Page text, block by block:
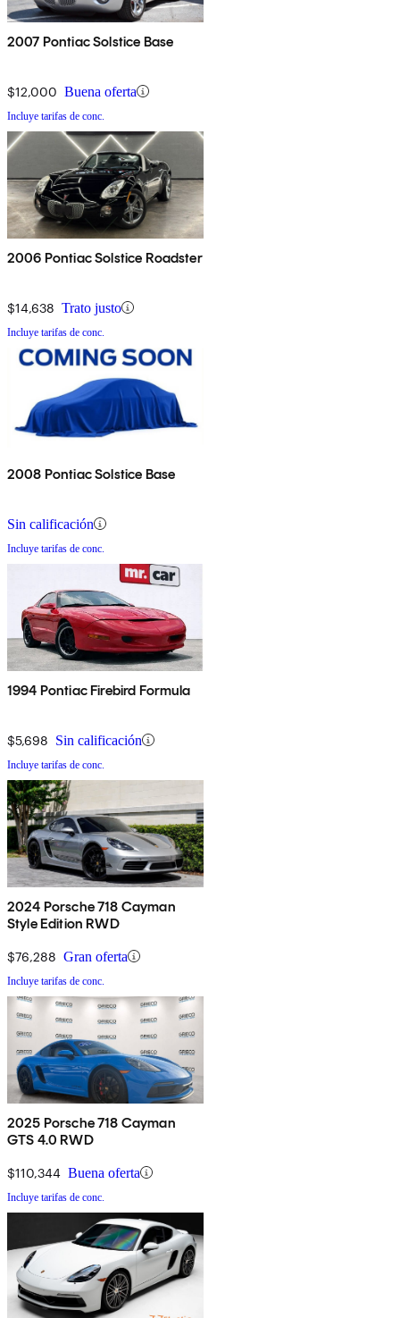
2007 Pontiac Solstice Base
$12,000 Buena oferta
Incluye tarifas de conc.
2006 Pontiac Solstice Roadster
$14,638 Trato justo
Incluye tarifas de conc.
2008 Pontiac Solstice Base
Sin calificación
Incluye tarifas de conc.
1994 Pontiac Firebird Formula
$5,698 Sin calificación
Incluye tarifas de conc.
2024 Porsche 718 Cayman
Style Edition RWD
$76,288 Gran oferta
Incluye tarifas de conc.
2025 Porsche 718 Cayman
GTS 4.0 RWD
$110,344 Buena oferta
Incluye tarifas de conc.